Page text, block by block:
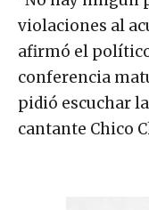
violaciones al
afirmó el
conferencia
pidió escuchar la
cantante Chico